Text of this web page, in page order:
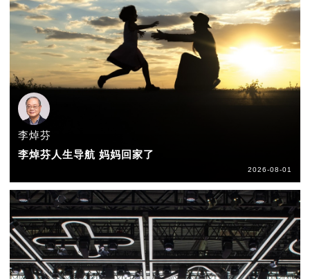
李焯芬
李焯芬人生导航 妈妈回家了
2026-08-01